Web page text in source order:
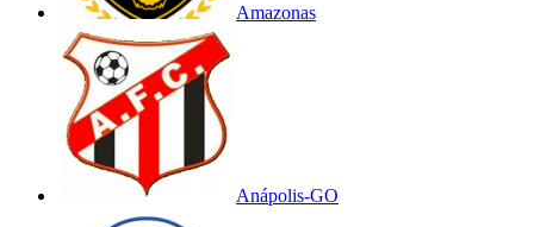
Amazonas
Anápolis-GO